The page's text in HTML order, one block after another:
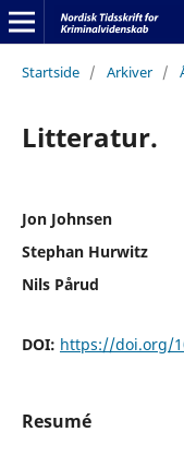
Startside / Arkiver /
Litteratur.
Jon Johnsen
Stephan Hurwitz
Nils Pårud
DOI: https://doi.org/
Resumé